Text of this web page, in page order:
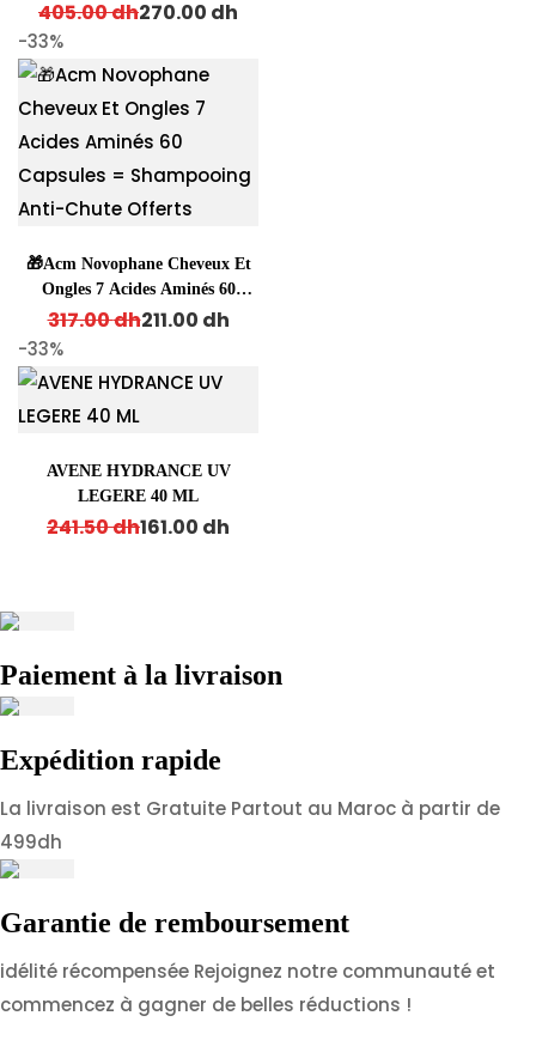
Capiphan 20 Gelules Offert
405.00dh270.00 dh
-33%
🎁Acm Novophane Cheveux Et
Ongles 7 Acides Aminés 60
Capsules = Shampooing Anti-
317.00dhOriginal price was: 317.00 dh.
211.00 dh
-33%
AVENE HYDRANCE UV
LEGERE 40 ML
241.50dhOriginal price was: 241.50 dh.
161.00 dh
Paiement à la livraison
Expédition rapide
La livraison est Gratuite Partout au Maroc à partir de
499dh
Garantie de remboursement
idélité récompensée Rejoignez notre communauté et
commencez à gagner de belles réductions !